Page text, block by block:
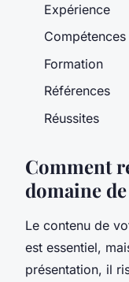
Expérience
Compétences
Formation
Références
Réussites
Comment
domaine
Le contenu de
est essentiel,
présentation, il